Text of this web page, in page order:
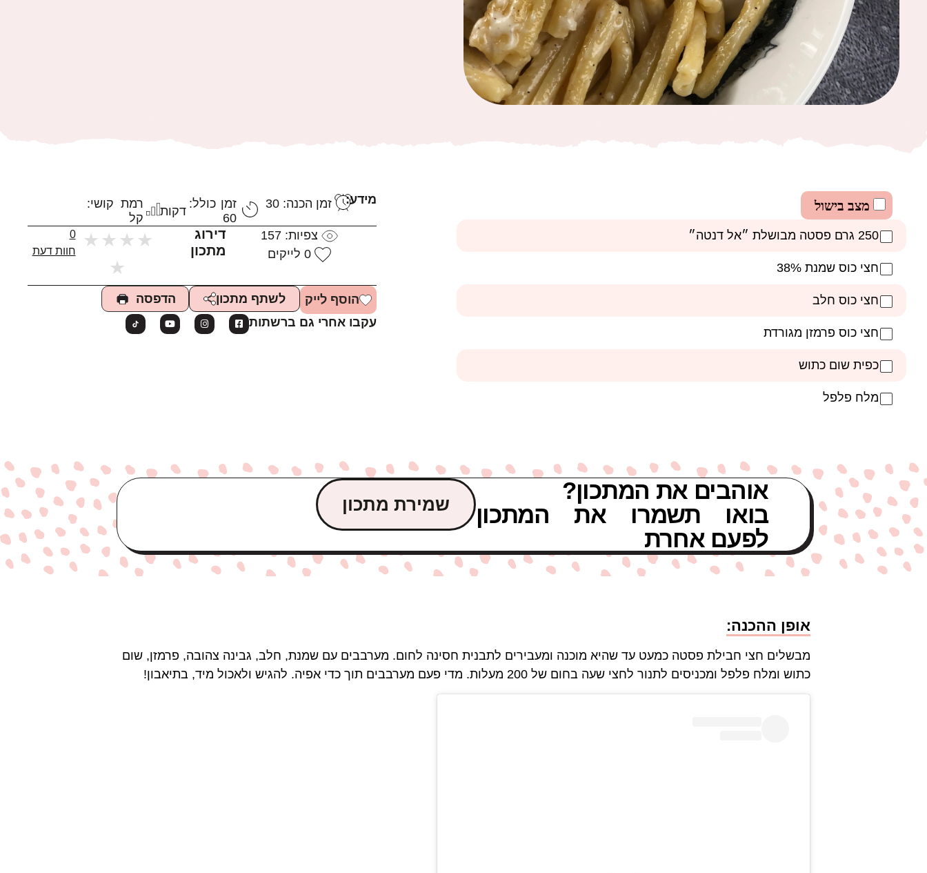
מצב בישול
250 גרם פסטה מבושלת ״אל דנטה״
חצי כוס שמנת 38%
חצי כוס חלב
חצי כוס פרמזן מגורדת
כפית שום כתוש
מלח פלפל
מידע: זמן הכנה: 30
זמן כולל:
60
דקות
רמת קושי:
קל
צפיות:157
0 לייקים
דירוג
מתכון
★
★
★
★
★
0
חוות דעת
הוסף לייק לשתף מתכון
הדפסה
עקבו אחרי גם ברשתות
אוהבים את המתכון?
בואו תשמרו את המתכון
לפעם אחרת
שמירת מתכון
אופן ההכנה:
מבשלים חצי חבילת פסטה כמעט עד שהיא מוכנה ומעבירים לתבנית חסינה לחום. מערבבים עם שמנת, חלב, גבינה צהובה, פרמזן, שום
כתוש ומלח פלפל ומכניסים לתנור לחצי שעה בחום של 200 מעלות. מדי פעם מערבבים תוך כדי אפיה. להגיש ולאכול מיד, בתיאבון!